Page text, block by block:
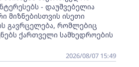
- დაუშვებელია
მიზნებისთვის ისეთი
გავრცელება, რომლებიც
ქართველი სამხედროების
2026/08/07 15:49